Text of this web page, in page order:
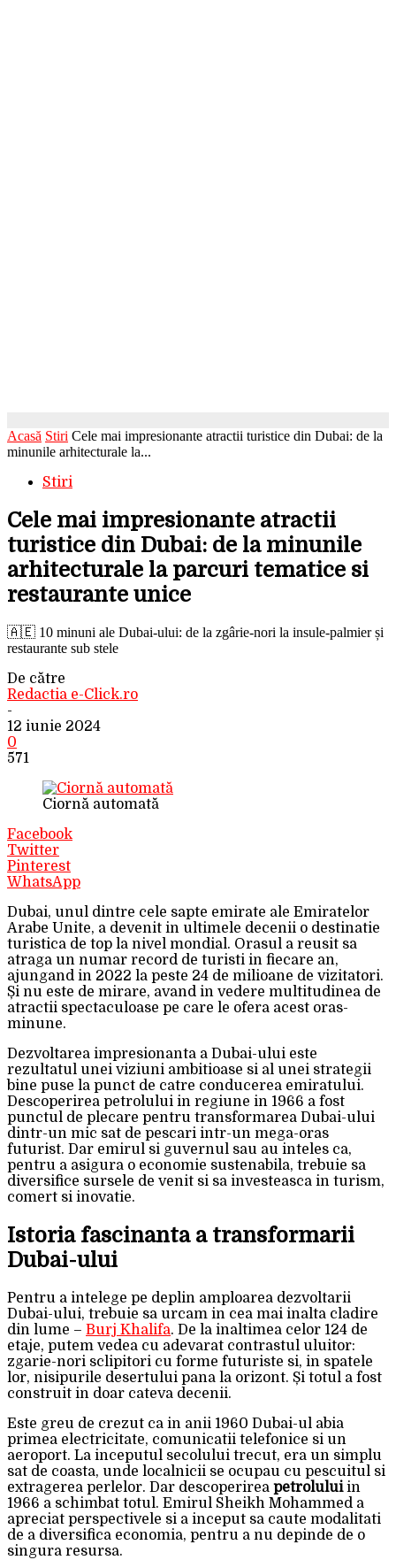
Acasă Stiri Cele mai impresionante atractii turistice din Dubai: de la
minunile arhitecturale la...
Stiri
Cele mai impresionante atractii
turistice din Dubai: de la minunile
arhitecturale la parcuri tematice si
restaurante unice
🇦🇪 10 minuni ale Dubai-ului: de la zgârie-nori la insule-palmier și
restaurante sub stele
De către
Redactia e-Click.ro
-
12 iunie 2024
0
571
Ciornă automată
Facebook
Twitter
Pinterest
WhatsApp
Dubai, unul dintre cele sapte emirate ale Emiratelor
Arabe Unite, a devenit in ultimele decenii o destinatie
turistica de top la nivel mondial. Orasul a reusit sa
atraga un numar record de turisti in fiecare an,
ajungand in 2022 la peste 24 de milioane de vizitatori.
Și nu este de mirare, avand in vedere multitudinea de
atractii spectaculoase pe care le ofera acest oras-
minune.
Dezvoltarea impresionanta a Dubai-ului este
rezultatul unei viziuni ambitioase si al unei strategii
bine puse la punct de catre conducerea emiratului.
Descoperirea petrolului in regiune in 1966 a fost
punctul de plecare pentru transformarea Dubai-ului
dintr-un mic sat de pescari intr-un mega-oras
futurist. Dar emirul si guvernul sau au inteles ca,
pentru a asigura o economie sustenabila, trebuie sa
diversifice sursele de venit si sa investeasca in turism,
comert si inovatie.
Istoria fascinanta a transformarii
Dubai-ului
Pentru a intelege pe deplin amploarea dezvoltarii
Dubai-ului, trebuie sa urcam in cea mai inalta cladire
din lume – Burj Khalifa. De la inaltimea celor 124 de
etaje, putem vedea cu adevarat contrastul uluitor:
zgarie-nori sclipitori cu forme futuriste si, in spatele
lor, nisipurile desertului pana la orizont. Și totul a fost
construit in doar cateva decenii.
Este greu de crezut ca in anii 1960 Dubai-ul abia
primea electricitate, comunicatii telefonice si un
aeroport. La inceputul secolului trecut, era un simplu
sat de coasta, unde localnicii se ocupau cu pescuitul si
extragerea perlelor. Dar descoperirea petroluluiin
1966 a schimbat totul. Emirul Sheikh Mohammed a
apreciat perspectivele si a inceput sa caute modalitati
de a diversifica economia, pentru a nu depinde de o
singura resursa.